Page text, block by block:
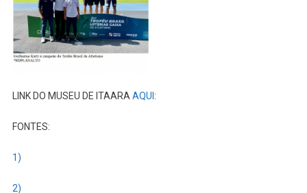
LINK DO MUSEU DE ITAARAAQUI :
FONTES:
1)
2)